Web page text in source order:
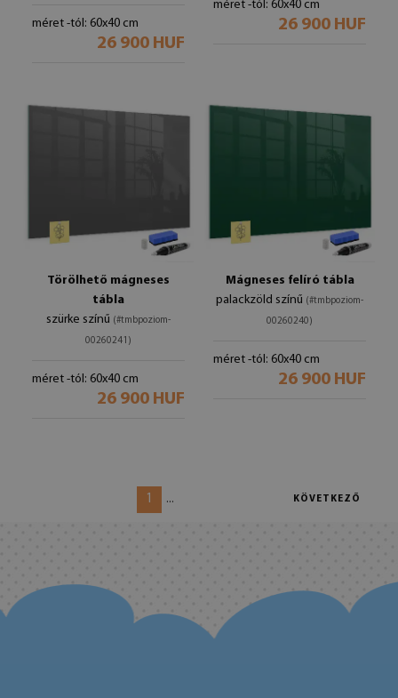
méret -tól: 60x40 cm
26 900 HUF
méret -tól: 60x40 cm
26 900 HUF
Törölhető mágneses
tábla
szürke színű (#tmbpoziom-
00260241)
méret -tól: 60x40 cm
26 900 HUF
Mágneses felíró tábla
palackzöld színű (#tmbpoziom-
00260240)
méret -tól: 60x40 cm
26 900 HUF
1 ... KÖVETKEZŐ